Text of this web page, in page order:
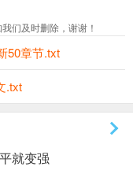
们及时删除，谢谢！
50章节.txt
.txt
就变强